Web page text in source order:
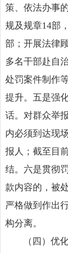
策、依法办事
规及规章14部
部；开展法律
多名干部赴自
处罚案件制作
提升。五是强
话。对群众举
内必须到达现
报人；截至目
结。六是贯彻
款内容的，被
严格做到作出
构分离。
（四）优